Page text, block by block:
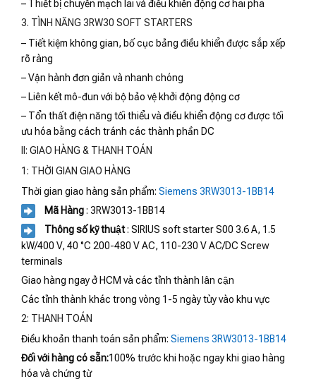
– Thiết bị chuyển mạch lai và điều khiển động cơ hai pha
3. TÌNH NĂNG 3RW30 SOFT STARTERS
– Tiết kiệm không gian, bố cục bảng điều khiển được sắp xếp
rõ ràng
– Vận hành đơn giản và nhanh chóng
– Liên kết mô-đun với bộ bảo vệ khởi động động cơ
– Tổn thất điện năng tối thiểu và điều khiển động cơ được tối
ưu hóa bằng cách tránh các thành phần DC
II: GIAO HÀNG & THANH TOÁN
1: THỜI GIAN GIAO HÀNG
Thời gian giao hàng sản phẩm: Siemens 3RW3013-1BB14
Mã Hàng: 3RW3013-1BB14
Thông số kỹ thuật: SIRIUS soft starter S00 3.6 A, 1.5
kW/400 V, 40 °C 200-480 V AC, 110-230 V AC/DC Screw
terminals
Giao hàng ngay ở HCM và các tỉnh thành lân cận
Các tỉnh thành khác trong vòng 1-5 ngày tùy vào khu vực
2: THANH TOÁN
Điều khoản thanh toán sản phẩm: Siemens 3RW3013-1BB14
Đối với hàng có sẵn:100% trước khi hoặc ngay khi giao hàng
hóa và chứng từ